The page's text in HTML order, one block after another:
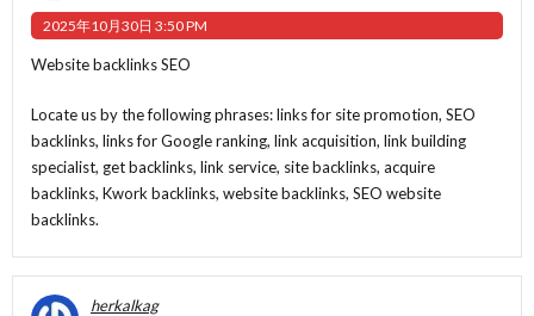
2025年10月30日 3:50 PM
Website backlinks SEO
Locate us by the following phrases: links for site promotion, SEO
backlinks, links for Google ranking, link acquisition, link building
specialist, get backlinks, link service, site backlinks, acquire
backlinks, Kwork backlinks, website backlinks, SEO website
backlinks.
herkalkag